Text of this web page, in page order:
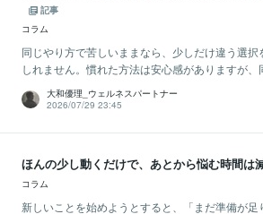
記事
コラム
同じやり方で苦しいままなら、少しだけ違う選択
しれません。慣れた方法は安心感がありますが、
大和優理_ウェルネスパートナー
2026/07/29 23:45
ほんの少し動くだけで、あとから悩む時間は
コラム
新しいことを始めようとすると、「まだ準備が